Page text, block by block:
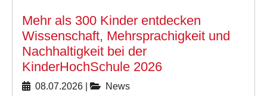
Mehr als 300 Kinder entdecken
Wissenschaft, Mehrsprachigkeit und
Nachhaltigkeit bei der
KinderHochSchule 2026
08.07.2026 News